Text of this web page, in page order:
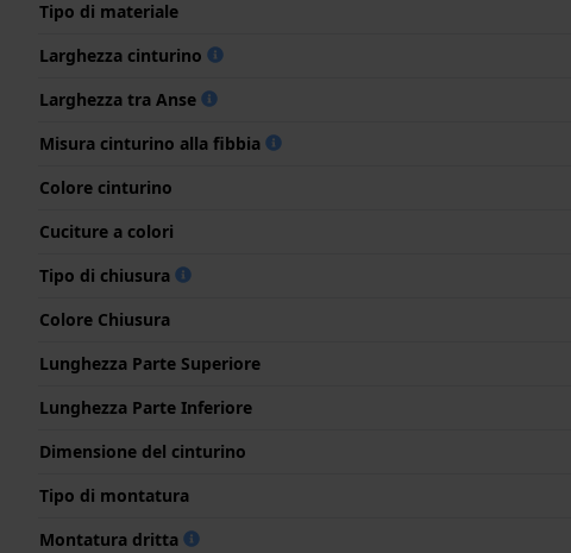
Tipo di materiale
Larghezza cinturino
Larghezza tra Anse
Misura cinturino alla fibbia
Colore cinturino
Cuciture a colori
Tipo di chiusura
Colore Chiusura
Lunghezza Parte Superiore
Lunghezza Parte Inferiore
Dimensione del cinturino
Tipo di montatura
Montatura dritta